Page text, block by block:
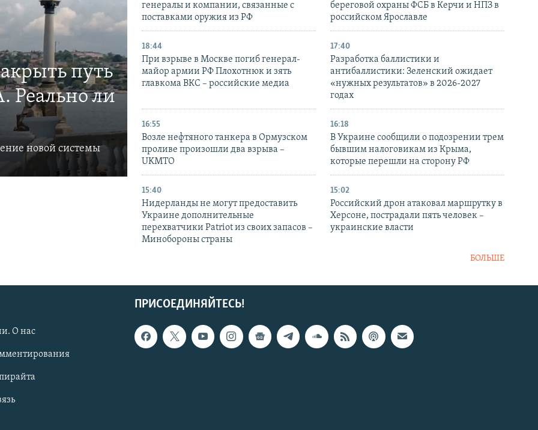
путь
Реально ли
новой системы
генералы и компании, связанные с
поставками оружия из РФ
береговой охраны ФСБ в Керчи и НПЗ в
российском Ярославле
18:44
При взрыве в Москве погиб генерал-
майор армии РФ Плохотнюк и зять
главкома ВКС – российские медиа
17:40
Разработка баллистики и
антибаллистики: Зеленский ожидает
«нужных результатов» в 2026-2027
годах
16:55
Возле нефтяного танкера в Ормузском
проливе произошли два взрыва –
UKMTO
16:18
В Украине сообщили о подозрении трем
бывшим налоговикам из Крыма,
которые перешли на сторону РФ
15:40
Нидерланды не могут предоставить
Украине дополнительные
перехватчики Patriot из своих запасов –
Минобороны страны
15:02
Российский дрон атаковал маршрутку в
Херсоне, пострадали пять человек –
украинские власти
БОЛЬШЕ
ПРИСОЕДИНЯЙТЕСЬ!
О нас